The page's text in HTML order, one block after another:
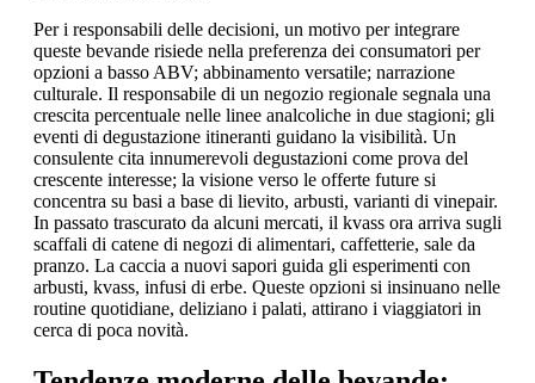
Per i responsabili delle decisioni, un motivo per integrare
queste bevande risiede nella preferenza dei consumatori per
opzioni a basso ABV; abbinamento versatile; narrazione
culturale. Il responsabile di un negozio regionale segnala una
crescita percentuale nelle linee analcoliche in due stagioni; gli
eventi di degustazione itineranti guidano la visibilità. Un
consulente cita innumerevoli degustazioni come prova del
crescente interesse; la visione verso le offerte future si
concentra su basi a base di lievito, arbusti, varianti di vinepair.
In passato trascurato da alcuni mercati, il kvass ora arriva sugli
scaffali di catene di negozi di alimentari, caffetterie, sale da
pranzo. La caccia a nuovi sapori guida gli esperimenti con
arbusti, kvass, infusi di erbe. Queste opzioni si insinuano nelle
routine quotidiane, deliziano i palati, attirano i viaggiatori in
cerca di poca novità.